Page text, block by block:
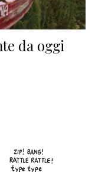
da oggi